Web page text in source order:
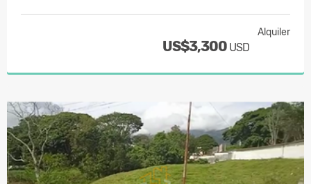
Alquiler
US$3,300 USD